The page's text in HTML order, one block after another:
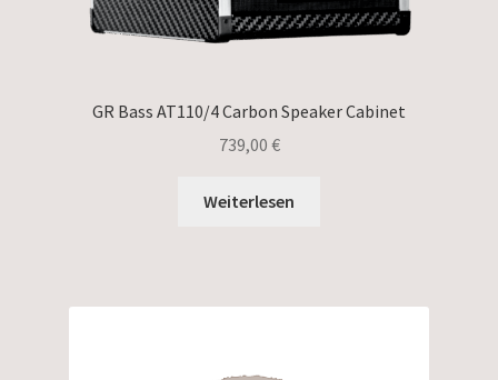
GR Bass AT110/4 Carbon Speaker Cabinet
739,00 €
Weiterlesen